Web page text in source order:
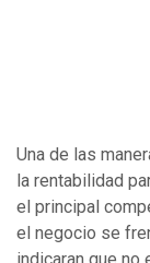
Una de las
la rentabilidad
el principal
el negocio se